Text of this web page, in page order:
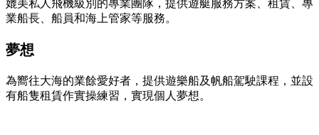
媲美私人飛機級別的專業團隊，提供遊艇服務方案、租賃、專
業船長、船員和海上管家等服務。
夢想
為嚮往大海的業餘愛好者，提供遊樂船及帆船駕駛課程，並設
有船隻租賃作實操練習，實現個人夢想。